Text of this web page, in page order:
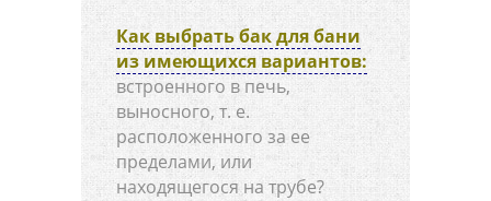
Как выбрать бак для бани
из имеющихся вариантов:
встроенного в печь,
выносного, т. е.
расположенного за ее
пределами, или
находящегося на трубе?